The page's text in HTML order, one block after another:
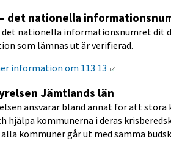
det nationella
det nationella informationsnumret dit
som lämnas ut är verifierad.
information om 113 13
Jämtlands län
ansvarar bland annat för att
hjälpa kommunerna i deras
kommuner går ut med samma